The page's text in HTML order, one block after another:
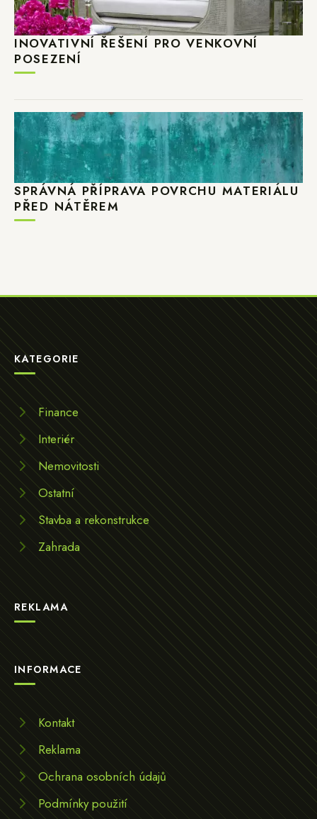
INOVATIVNÍ ŘEŠENÍ PRO VENKOVNÍ
POSEZENÍ
SPRÁVNÁ PŘÍPRAVA POVRCHU MATERIÁLU
PŘED NÁTĚREM
KATEGORIE
Finance
Interiér
Nemovitosti
Ostatní
Stavba a rekonstrukce
Zahrada
REKLAMA
INFORMACE
Kontakt
Reklama
Ochrana osobních údajů
Podmínky použití